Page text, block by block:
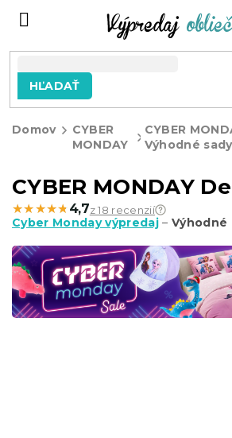
HĽADAŤ
Domov
CYBER
MONDAY
CYBER
Výhodné sady
CYBER MONDAY
★★★★★
★★★★★ 4,7z 18 recenzií
Cyber Monday výpredaj –Výhodné